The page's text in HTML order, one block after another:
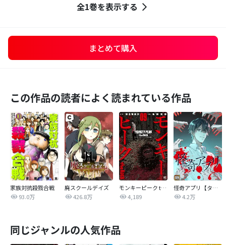
全1巻を表示する
まとめて購入
この作品の読者によく読まれている作品
家族対抗殺戮合戦
93.0万
廃スクールデイズ
426.8万
モンキーピーク the Rock
4,189
怪奇アプリ【タテヨミ】
4.2万
同じジャンルの人気作品